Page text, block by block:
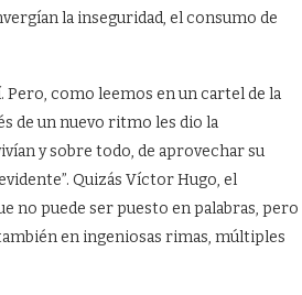
la inseguridad, el consumo de
Pero, como leemos en un cartel de la
de un nuevo ritmo les dio la
y sobre todo, de aprovechar su
Quizás Víctor Hugo, el
no puede ser puesto en palabras, pero
en ingeniosas rimas, múltiples